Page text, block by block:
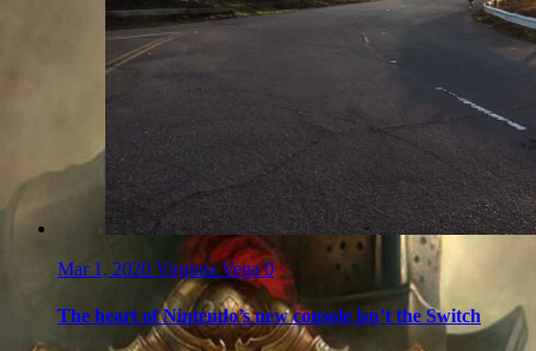
Mar 1, 2020 Virginia Vega0
The heart of Nintendo’s new console isn’t the Switch